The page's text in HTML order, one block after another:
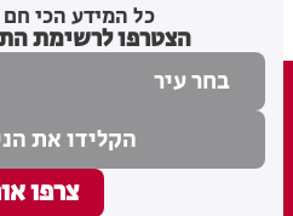
כל המידע הכי חם
הצטרפו לרשימת